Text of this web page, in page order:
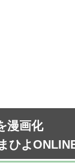
漫画化
ひよ